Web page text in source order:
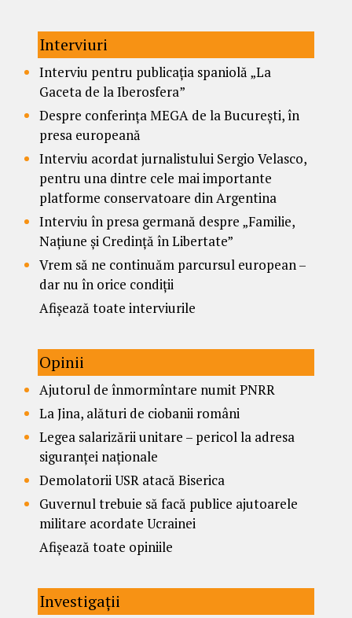
Interviuri
Interviu pentru publicația spaniolă „La
Gaceta de la Iberosfera”
Despre conferința MEGA de la București, în
presa europeană
Interviu acordat jurnalistului Sergio Velasco,
pentru una dintre cele mai importante
platforme conservatoare din Argentina
Interviu în presa germană despre „Familie,
Națiune și Credință în Libertate”
Vrem să ne continuăm parcursul european –
dar nu în orice condiții
Afișează toate interviurile
Opinii
Ajutorul de înmormîntare numit PNRR
La Jina, alături de ciobanii români
Legea salarizării unitare – pericol la adresa
siguranței naționale
Demolatorii USR atacă Biserica
Guvernul trebuie să facă publice ajutoarele
militare acordate Ucrainei
Afișează toate opiniile
Investigații